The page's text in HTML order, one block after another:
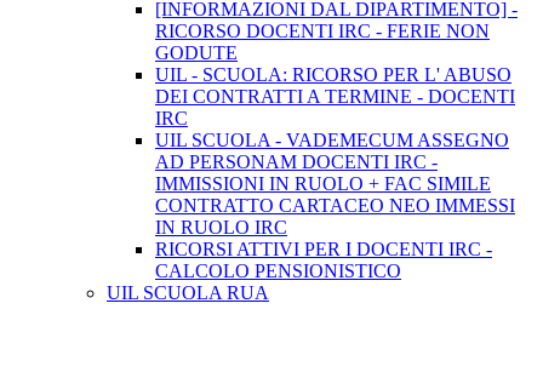
[INFORMAZIONI DAL DIPARTIMENTO] -
RICORSO DOCENTI IRC - FERIE NON
GODUTE
UIL - SCUOLA: RICORSO PER L' ABUSO
DEI CONTRATTI A TERMINE - DOCENTI
IRC
UIL SCUOLA - VADEMECUM ASSEGNO
AD PERSONAM DOCENTI IRC -
IMMISSIONI IN RUOLO + FAC SIMILE
CONTRATTO CARTACEO NEO IMMESSI
IN RUOLO IRC
RICORSI ATTIVI PER I DOCENTI IRC -
CALCOLO PENSIONISTICO
UIL SCUOLA RUA